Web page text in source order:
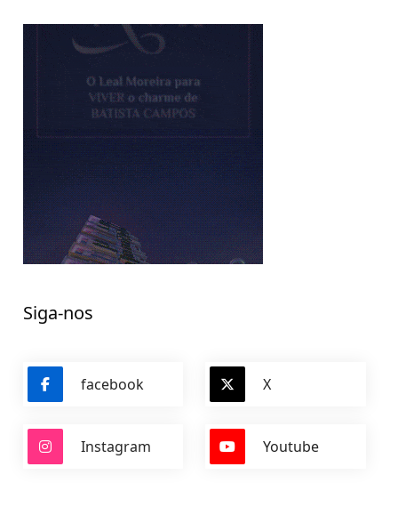
Siga-nos
facebook X
Instagram Youtube